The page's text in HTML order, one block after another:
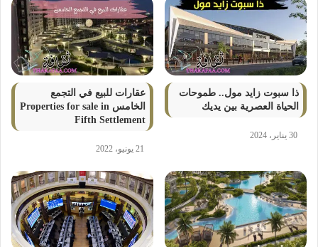
ذا سبوت زايد مول.. طموحات
الحياة العصرية بين يديك
30 يناير، 2024
عقارات للبيع في التجمع
الخامس Properties for sale in
Fifth Settlement
21 يونيو، 2022